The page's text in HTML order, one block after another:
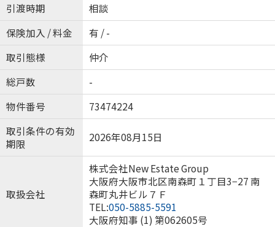
引渡時期
相談
保険加入 / 料金
有 / -
取引態様
仲介
総戸数
-
物件番号
73474224
取引条件の有効
期限
2026年08月15日
取扱会社
株式会社New Estate Group
大阪府大阪市北区南森町１丁目3−27 南
森町丸井ビル７Ｆ
TEL:050-5885-5591
大阪府知事 (1) 第062605号